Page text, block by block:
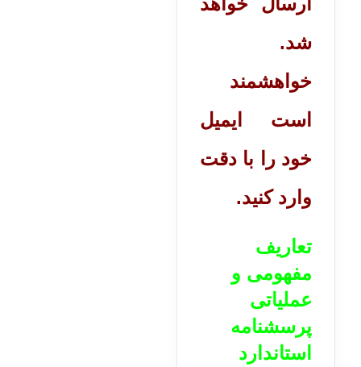
شد.
خواهشمند
است ایمیل
خود را با دقت
وارد کنید.
تعاریف
مفهومی و
عملیاتی
پرسشنامه
استاندارد